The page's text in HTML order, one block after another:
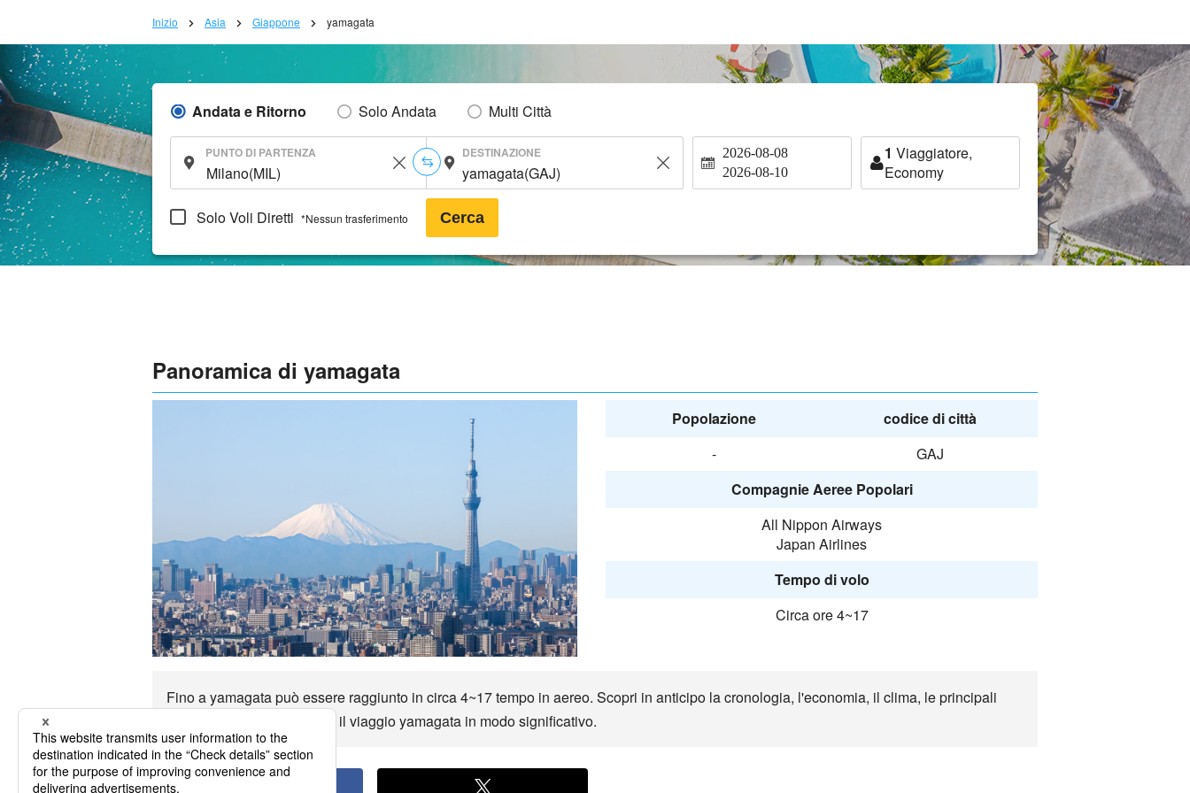
Inizio Asia Giappone yamagata
Andata e Ritorno Solo Andata Multi Città
PUNTO DI PARTENZA DESTINAZIONE 2026-08-08
2026-08-10
1 Viaggiatore,
Economy
Solo Voli Diretti *Nessun trasferimento Cerca
Panoramica di yamagata
Popolazione
codice di città
-
GAJ
Compagnie Aeree Popolari
All Nippon Airways
Japan Airlines
Tempo di volo
Circa ore 4~17
Fino a yamagata può essere raggiunto in circa 4~17 tempo in aereo. Scopri in anticipo la cronologia, l'economia, il clima, le principali
opzioni di trasporto e goditi il viaggio yamagata in modo significativo.